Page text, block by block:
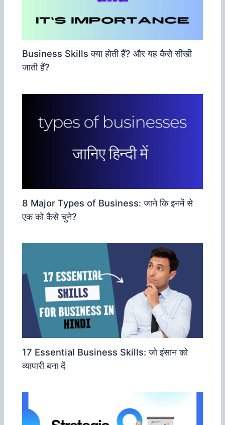
Business Skills क्‍या होती हैं? और यह कैसे सीखी
जाती हैं?
8 Major Types of Business: जाने कि इनमें से
एक को कैसे चुने?
17 Essential Business Skills: जो इंसान को
व्‍यापारी बना दें